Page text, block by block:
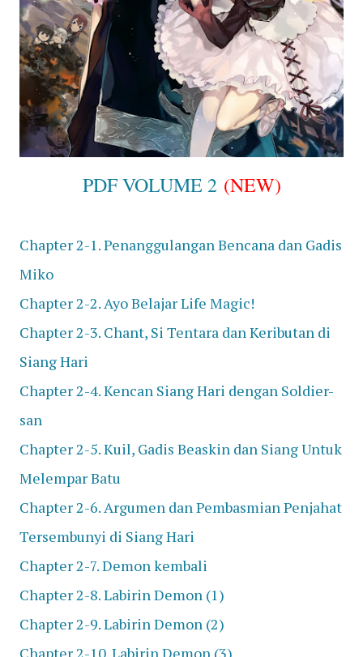
PDF VOLUME 2(NEW)
Chapter 2-1. Penanggulangan Bencana dan Gadis
Miko
Chapter 2-2. Ayo Belajar Life Magic!
Chapter 2-3. Chant, Si Tentara dan Keributan di
Siang Hari
Chapter 2-4. Kencan Siang Hari dengan Soldier-
san
Chapter 2-5. Kuil, Gadis Beaskin dan Siang Untuk
Melempar Batu
Chapter 2-6. Argumen dan Pembasmian Penjahat
Tersembunyi di Siang Hari
Chapter 2-7. Demon kembali
Chapter 2-8. Labirin Demon (1)
Chapter 2-9. Labirin Demon (2)
Chapter 2-10. Labirin Demon (3)